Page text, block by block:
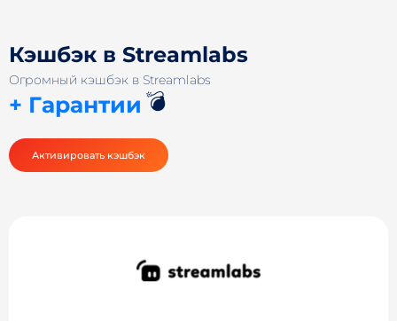
Кэшбэк в Streamlabs
Огромный кэшбэк в Streamlabs
+ Гарантии 💣
Активировать кэшбэк